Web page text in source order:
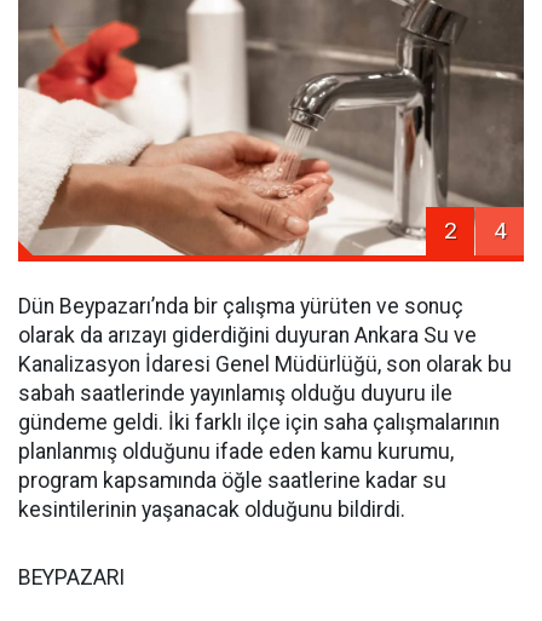
2 4
Dün Beypazarı’nda bir çalışma yürüten ve sonuç
olarak da arızayı giderdiğini duyuran Ankara Su ve
Kanalizasyon İdaresi Genel Müdürlüğü, son olarak bu
sabah saatlerinde yayınlamış olduğu duyuru ile
gündeme geldi. İki farklı ilçe için saha çalışmalarının
planlanmış olduğunu ifade eden kamu kurumu,
program kapsamında öğle saatlerine kadar su
kesintilerinin yaşanacak olduğunu bildirdi.
BEYPAZARI